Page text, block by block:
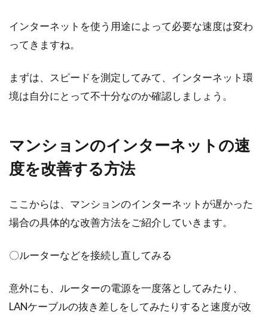
インターネットを使う用途によって必要な速度は変わ
ってきますね。
まずは、スピードを測定してみて、インターネット環
境は自分にとって不十分なのか確認しましょう。
マンションのインターネットの速
度を改善する方法
ここからは、マンションのインターネットが遅かった
場合の具体的な改善方法をご紹介していきます。
〇ルーターなどを接続し直してみる
意外にも、ルーターの電源を一度落としてみたり、
LANケーブルの抜き差しをしてみたりすると速度が改